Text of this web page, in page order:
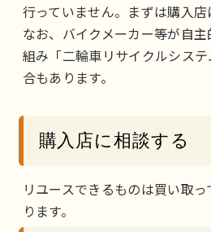
行っていません。まずは購入店
なお、バイクメーカー等が自
組み「二輪車リサイクルシス
合もあります。
購入店に相談する
リユースできるものは買い取
ります。